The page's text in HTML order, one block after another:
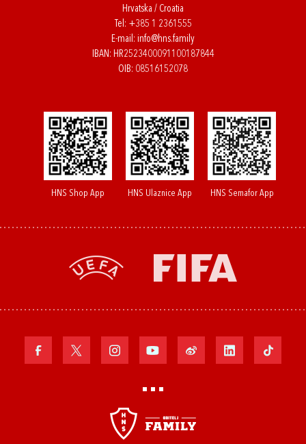
Hrvatska / Croatia
Tel: +385 1 2361555
E-mail: info@hns.family
IBAN: HR2523400091100187844
OIB: 08516152078
HNS Shop App HNS Ulaznice App HNS Semafor App